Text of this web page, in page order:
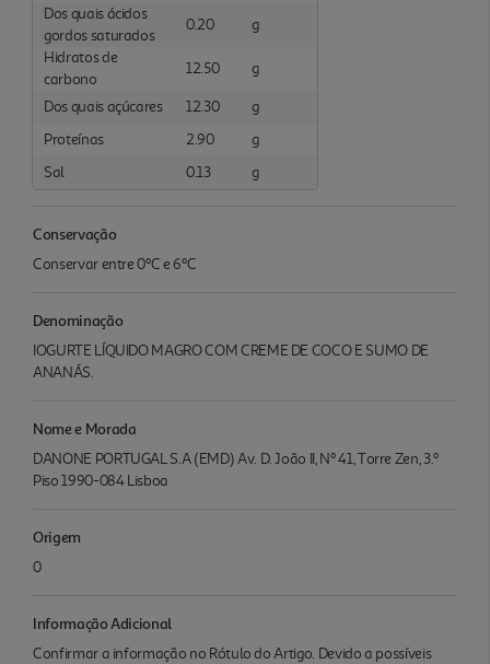
Dos quais ácidos
gordos saturados
0.20
g
Hidratos de
carbono
12.50 g
Dos quais açúcares 12.30
g
Proteínas
2.90
g
Sal
0.13 g
Conservação
Conservar entre 0ºC e 6ºC
Denominação
IOGURTE LÍQUIDO MAGRO COM CREME DE COCO E SUMO DE
ANANÁS.
Nome e Morada
DANONE PORTUGAL S.A (EMD) Av. D. João II, Nº 41, Torre Zen, 3.º
Piso 1990-084 Lisboa
Origem
0
Informação Adicional
Confirmar a informação no Rótulo do Artigo. Devido a possíveis